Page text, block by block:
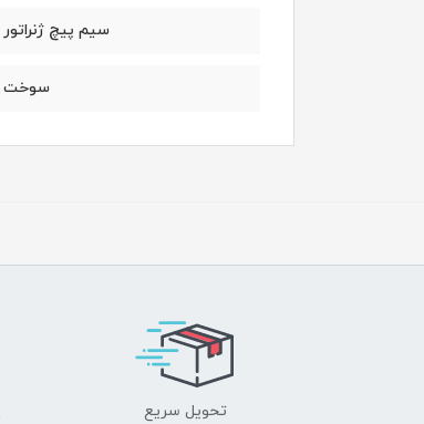
سیم پیچ ژنراتور
سوخت
تحویل سریع